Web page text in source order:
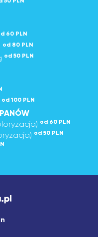
60 PLN
od 80 PLN
od 50 PLN
od 100 PLN
od 60 PLN
od 50 PLN